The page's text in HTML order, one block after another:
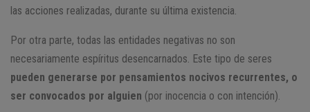
las acciones realizadas, durante su última existencia.
Por otra parte, todas las entidades negativas no son
necesariamente espíritus desencarnados. Este tipo de seres
pueden generarse por pensamientos nocivos recurrentes, o
ser convocados por alguien (por inocencia o con intención).